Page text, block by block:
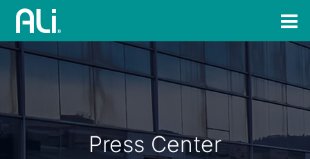
Press Center